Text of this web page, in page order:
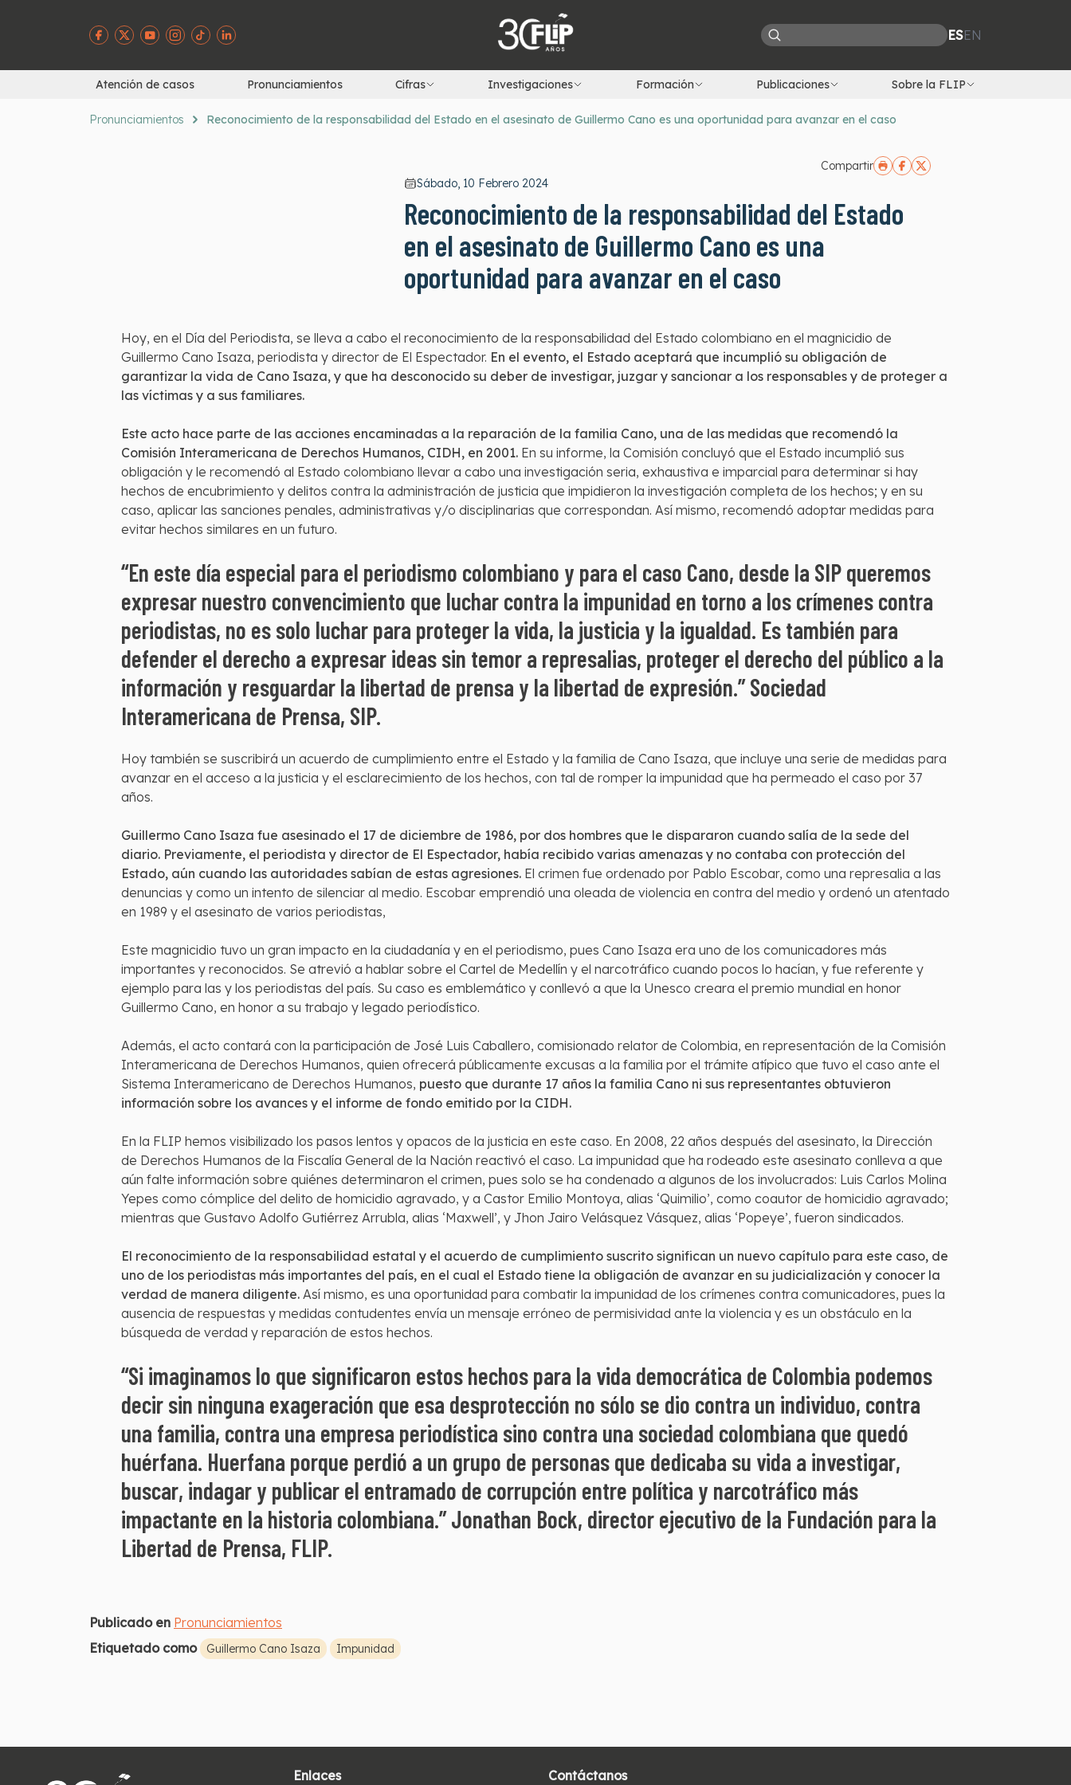
ESEN
Atención de casos Pronunciamientos Cifras Investigaciones Formación Publicaciones Sobre la FLIP
Pronunciamientos Reconocimiento de la responsabilidad del Estado en el asesinato de Guillermo Cano es una oportunidad para avanzar en el caso
Compartir
Sábado, 10 Febrero 2024
Reconocimiento de la responsabilidad del Estado
en el asesinato de Guillermo Cano es una
oportunidad para avanzar en el caso
Hoy, en el Día del Periodista, se lleva a cabo el reconocimiento de la responsabilidad del Estado colombiano en el magnicidio de
Guillermo Cano Isaza, periodista y director de El Espectador. En el evento, el Estado aceptará que incumplió su obligación de
garantizar la vida de Cano Isaza, y que ha desconocido su deber de investigar, juzgar y sancionar a los responsables y de proteger a
las víctimas y a sus familiares.
Este acto hace parte de las acciones encaminadas a la reparación de la familia Cano, una de las medidas que recomendó la
Comisión Interamericana de Derechos Humanos, CIDH, en 2001. En su informe, la Comisión concluyó que el Estado incumplió sus
obligación y le recomendó al Estado colombiano llevar a cabo una investigación seria, exhaustiva e imparcial para determinar si hay
hechos de encubrimiento y delitos contra la administración de justicia que impidieron la investigación completa de los hechos; y en su
caso, aplicar las sanciones penales, administrativas y/o disciplinarias que correspondan. Así mismo, recomendó adoptar medidas para
evitar hechos similares en un futuro.
“En este día especial para el periodismo colombiano y para el caso Cano, desde la SIP queremos
expresar nuestro convencimiento que luchar contra la impunidad en torno a los crímenes contra
periodistas, no es solo luchar para proteger la vida, la justicia y la igualdad. Es también para
defender el derecho a expresar ideas sin temor a represalias, proteger el derecho del público a la
información y resguardar la libertad de prensa y la libertad de expresión.” Sociedad
Interamericana de Prensa, SIP.
Hoy también se suscribirá un acuerdo de cumplimiento entre el Estado y la familia de Cano Isaza, que incluye una serie de medidas para
avanzar en el acceso a la justicia y el esclarecimiento de los hechos, con tal de romper la impunidad que ha permeado el caso por 37
años.
Guillermo Cano Isaza fue asesinado el 17 de diciembre de 1986, por dos hombres que le dispararon cuando salía de la sede del
diario. Previamente, el periodista y director de El Espectador, había recibido varias amenazas y no contaba con protección del
Estado, aún cuando las autoridades sabían de estas agresiones. El crimen fue ordenado por Pablo Escobar, como una represalia a las
denuncias y como un intento de silenciar al medio. Escobar emprendió una oleada de violencia en contra del medio y ordenó un atentado
en 1989 y el asesinato de varios periodistas,
Este magnicidio tuvo un gran impacto en la ciudadanía y en el periodismo, pues Cano Isaza era uno de los comunicadores más
importantes y reconocidos. Se atrevió a hablar sobre el Cartel de Medellín y el narcotráfico cuando pocos lo hacían, y fue referente y
ejemplo para las y los periodistas del país. Su caso es emblemático y conllevó a que la Unesco creara el premio mundial en honor
Guillermo Cano, en honor a su trabajo y legado periodístico.
Además, el acto contará con la participación de José Luis Caballero, comisionado relator de Colombia, en representación de la Comisión
Interamericana de Derechos Humanos, quien ofrecerá públicamente excusas a la familia por el trámite atípico que tuvo el caso ante el
Sistema Interamericano de Derechos Humanos, puesto que durante 17 años la familia Cano ni sus representantes obtuvieron
información sobre los avances y el informe de fondo emitido por la CIDH.
En la FLIP hemos visibilizado los pasos lentos y opacos de la justicia en este caso. En 2008, 22 años después del asesinato, la Dirección
de Derechos Humanos de la Fiscalía General de la Nación reactivó el caso. La impunidad que ha rodeado este asesinato conlleva a que
aún falte información sobre quiénes determinaron el crimen, pues solo se ha condenado a algunos de los involucrados: Luis Carlos Molina
Yepes como cómplice del delito de homicidio agravado, y a Castor Emilio Montoya, alias ‘Quimilio’, como coautor de homicidio agravado;
mientras que Gustavo Adolfo Gutiérrez Arrubla, alias ‘Maxwell’, y Jhon Jairo Velásquez Vásquez, alias ‘Popeye’, fueron sindicados.
El reconocimiento de la responsabilidad estatal y el acuerdo de cumplimiento suscrito significan un nuevo capítulo para este caso, de
uno de los periodistas más importantes del país, en el cual el Estado tiene la obligación de avanzar en su judicialización y conocer la
verdad de manera diligente. Así mismo, es una oportunidad para combatir la impunidad de los crímenes contra comunicadores, pues la
ausencia de respuestas y medidas contudentes envía un mensaje erróneo de permisividad ante la violencia y es un obstáculo en la
búsqueda de verdad y reparación de estos hechos.
“Si imaginamos lo que significaron estos hechos para la vida democrática de Colombia podemos
decir sin ninguna exageración que esa desprotección no sólo se dio contra un individuo, contra
una familia, contra una empresa periodística sino contra una sociedad colombiana que quedó
huérfana. Huerfana porque perdió a un grupo de personas que dedicaba su vida a investigar,
buscar, indagar y publicar el entramado de corrupción entre política y narcotráfico más
impactante en la historia colombiana.” Jonathan Bock, director ejecutivo de la Fundación para la
Libertad de Prensa, FLIP.
Publicado en Pronunciamientos
Etiquetado como
Guillermo Cano Isaza Impunidad
Enlaces Contáctanos